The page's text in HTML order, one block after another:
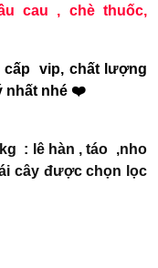
cau , chè thuốc,
cấp vip, chất lượng
nhất nhé ❤️
: lê hàn , táo ,nho
cây được chọn lọc